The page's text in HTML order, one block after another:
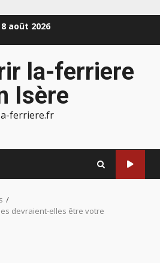
8 août 2026
la-ferriere
Isère
ferriere.fr
devraient-elles être votre